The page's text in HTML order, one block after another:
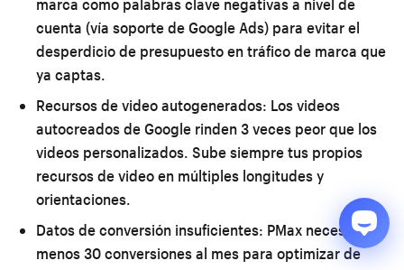
cuenta (vía soporte de Google Ads) para evitar el
desperdicio de presupuesto en tráfico de marca que
ya captas.
Recursos de video autogenerados: Los videos
autocreados de Google rinden 3 veces peor que los
videos personalizados. Sube siempre tus propios
recursos de video en múltiples longitudes y
orientaciones.
Datos de conversión insuficientes: PMax necesita al
menos 30 conversiones al mes para optimizar de